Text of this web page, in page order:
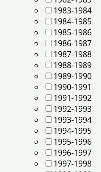
1983-1984
1984-1985
1985-1986
1986-1987
1987-1988
1988-1989
1989-1990
1990-1991
1991-1992
1992-1993
1993-1994
1994-1995
1995-1996
1996-1997
1997-1998